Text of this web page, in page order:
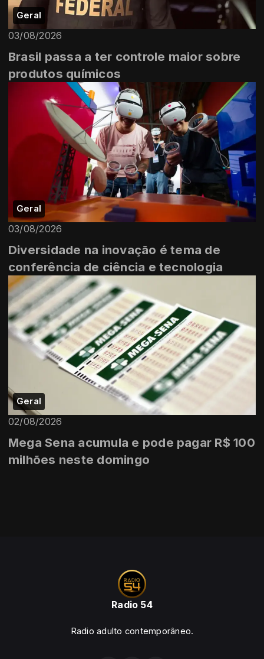
Geral
03/08/2026
Brasil passa a ter controle maior sobre
produtos químicos
Geral
03/08/2026
Diversidade na inovação é tema de
conferência de ciência e tecnologia
Geral
02/08/2026
Mega Sena acumula e pode pagar R$ 100
milhões neste domingo
Radio 54
Radio adulto contemporâneo.